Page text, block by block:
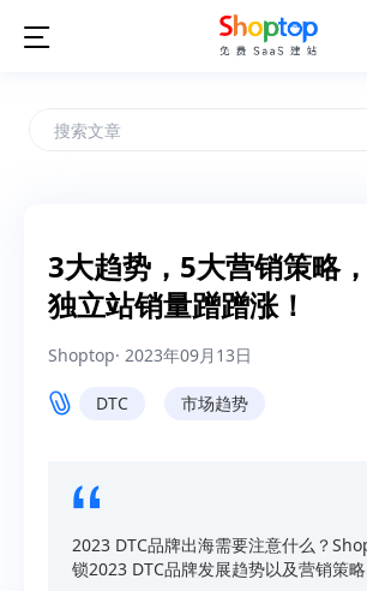

3大趋势，5大营销策略
独立站销量蹭蹭涨！
Shoptop· 2023年09月13日
DTC 市场趋势
2023 DTC品牌出海需要注意什么？
锁2023 DTC品牌发展趋势以及营销策略